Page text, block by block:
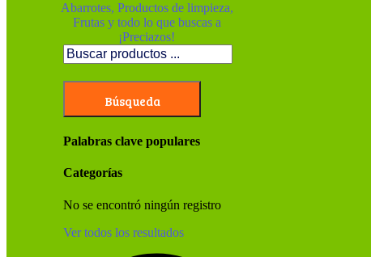
Búsqueda
Palabras clave populares
Categorías
No se encontró ningún registro
Ver todos los resultados